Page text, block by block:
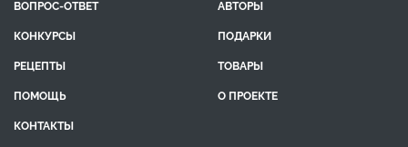
ВОПРОС-ОТВЕТ
АВТОРЫ
КОНКУРСЫ
ПОДАРКИ
РЕЦЕПТЫ
ТОВАРЫ
ПОМОЩЬ
О ПРОЕКТЕ
КОНТАКТЫ